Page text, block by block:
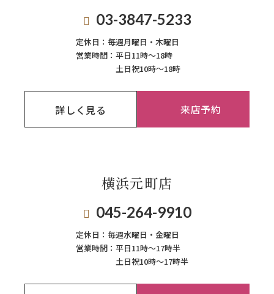
03-3847-5233
定休日： 毎週月曜日・木曜日
営業時間： 平日11時～18時
土日祝10時～18時
詳しく見る 来店予約
横浜元町店
045-264-9910
定休日： 毎週⽔曜⽇‧⾦曜⽇
営業時間： 平日11時～17時半
土日祝10時～17時半